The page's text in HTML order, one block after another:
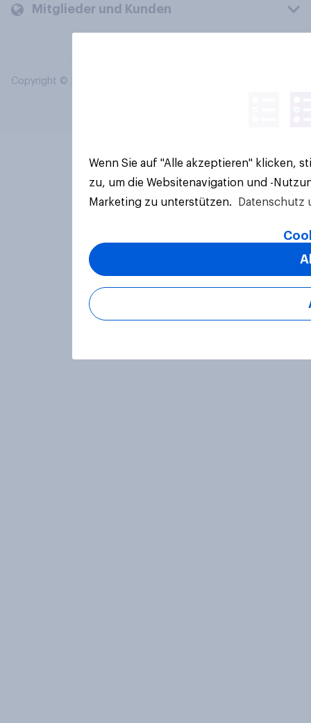
Mitglieder und Kunden
Copyright © 2026 YouGov PLC. Alle Rechte vorbehalten.
Wenn Sie auf "Alle akzeptieren" klicken,
zu, um die Websitenavigation und -
Marketing zu unterstützen.
Datenschutz